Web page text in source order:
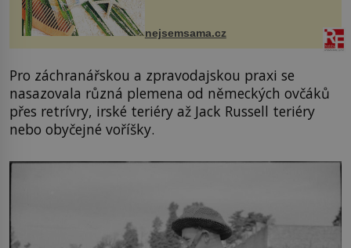
vlasy. ...
nejsemsama.cz
Pro záchranářskou a zpravodajskou praxi se
nasazovala různá plemena od německých ovčáků
přes retrívry, irské teriéry až Jack Russell teriéry
nebo obyčejné voříšky.